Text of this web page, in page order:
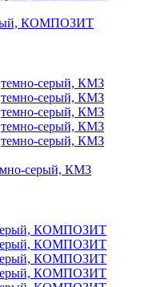
КОМПОЗИТ
серый, КМЗ